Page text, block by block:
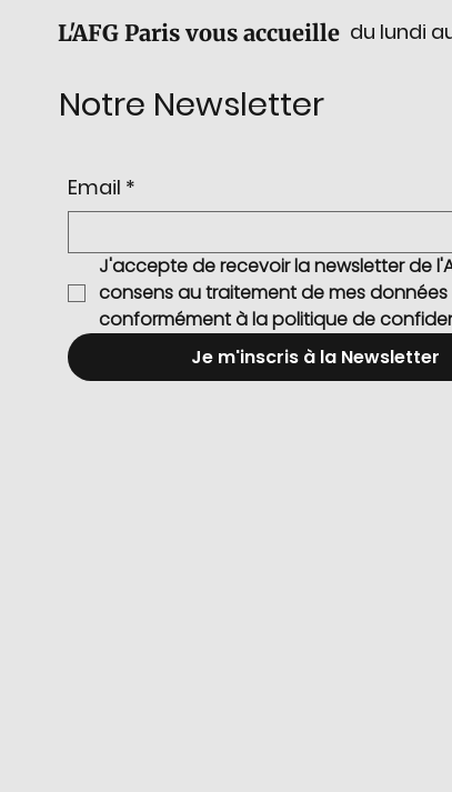
L'AFG Paris vous accueille du lundi
Notre Newsletter
Email *
J'accepte de recevoir la newsletter de
consens au traitement de mes données
conformément à la politique de
Je m'inscris à la Newsletter